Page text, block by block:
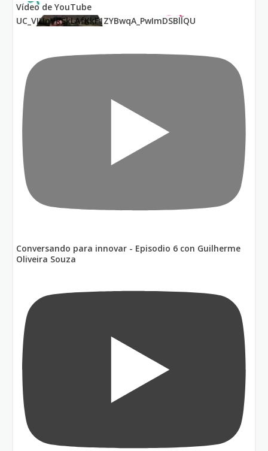
Vídeo de YouTube
UC_VIUnVRSkLAfKkF1ZYBwqA_PwImDSBllQU
Conversando para innovar - Episodio 6 con Guilherme
Oliveira Souza